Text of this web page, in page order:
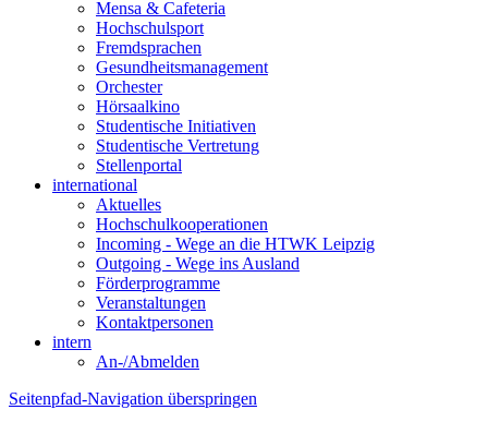
Mensa & Cafeteria
Hochschulsport
Fremdsprachen
Gesundheitsmanagement
Orchester
Hörsaalkino
Studentische Initiativen
Studentische Vertretung
Stellenportal
international
Aktuelles
Hochschulkooperationen
Incoming - Wege an die HTWK Leipzig
Outgoing - Wege ins Ausland
Förderprogramme
Veranstaltungen
Kontaktpersonen
intern
An-/Abmelden
Seitenpfad-Navigation überspringen